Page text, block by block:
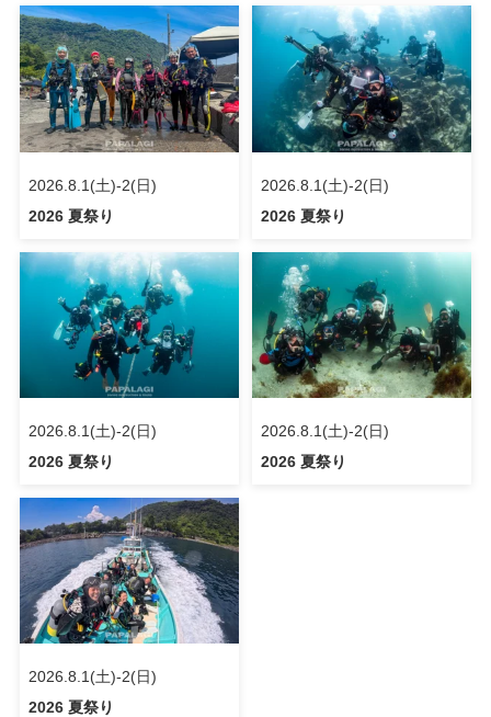
2026.8.1(土)-2(日)
2026 夏祭り
2026.8.1(土)-2(日)
2026 夏祭り
2026.8.1(土)-2(日)
2026 夏祭り
2026.8.1(土)-2(日)
2026 夏祭り
2026.8.1(土)-2(日)
2026 夏祭り